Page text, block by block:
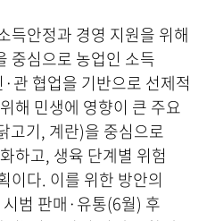
득안정과 경영 지원을 위해
중심으로 농업인 소득
관 협업을 기반으로 선제적
해 민생에 영향이 큰 주요
고기, 계란)을 중심으로
하고, 생육 단계별 위험
이다. 이를 위한 방안의
범 판매·유통(6월) 후